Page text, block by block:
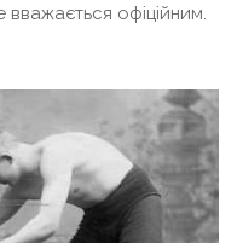
офіційним.